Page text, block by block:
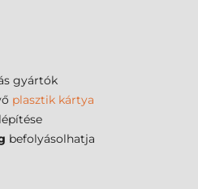
gyártók
plasztik kártya
befolyásolhatja